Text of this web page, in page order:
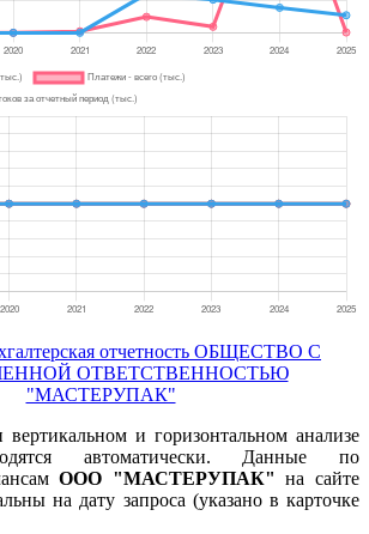
отчетность ОБЩЕСТВО С
ОТВЕТСТВЕННОСТЬЮ
"МАСТЕРУПАК"
и горизонтальном анализе
автоматически. Данные по
ООО "МАСТЕРУПАК" на сайте
на дату запроса (указано в карточке